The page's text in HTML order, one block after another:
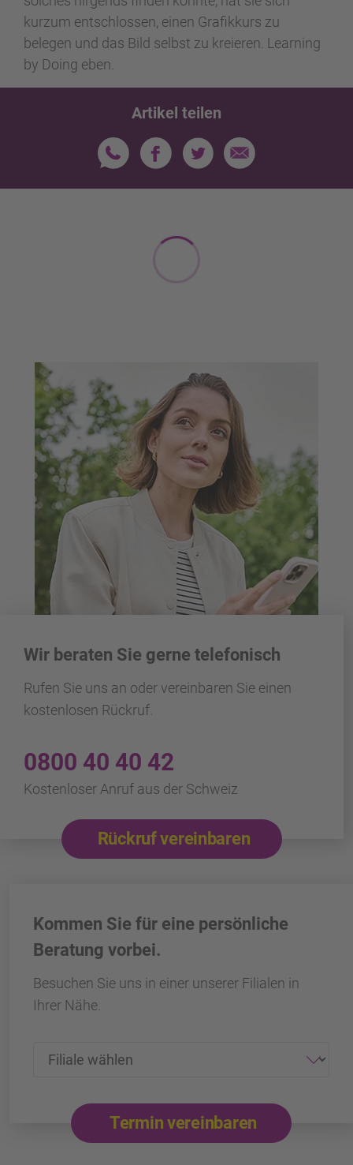
kurzum entschlossen, einen Grafikkurs zu
belegen und das Bild selbst zu kreieren. Learning
by Doing eben.
Artikel teilen
Wir beraten Sie gerne telefonisch
Rufen Sie uns an oder vereinbaren Sie einen
kostenlosen Rückruf.
0800 40 40 42
Kostenloser Anruf aus der Schweiz
Rückruf vereinbaren
Kommen Sie für eine persönliche
Beratung vorbei.
Besuchen Sie uns in einer unserer Filialen in
Ihrer Nähe.
Termin vereinbaren